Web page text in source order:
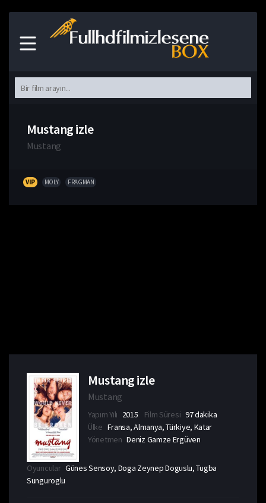
Mustang izle
Mustang
VIP MOLY FRAGMAN
Mustang izle
Mustang
Yapım Yılı 2015 Film Süresi 97 dakika
Ülke Fransa, Almanya, Türkiye, Katar
Yönetmen Deniz Gamze Ergüven
Oyuncular Günes Sensoy, Doga Zeynep Doguslu, Tugba
Sunguroglu